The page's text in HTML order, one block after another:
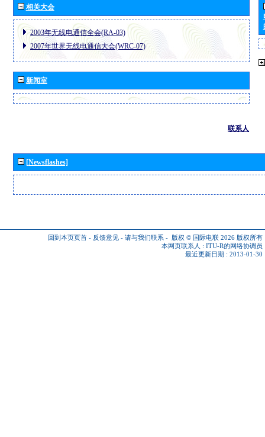
相关大会
2003年无线电通信全会(RA-03)
2007年世界无线电通信大会(WRC-07)
新闻室
联系人
[Newsflashes]
回到本页页首 - 反馈意见 - 请与我们联系 - 版权 © 国际电联 2026 版权所有
本网页联系人 : ITU-R的网络协调员
最近更新日期 : 2013-01-30